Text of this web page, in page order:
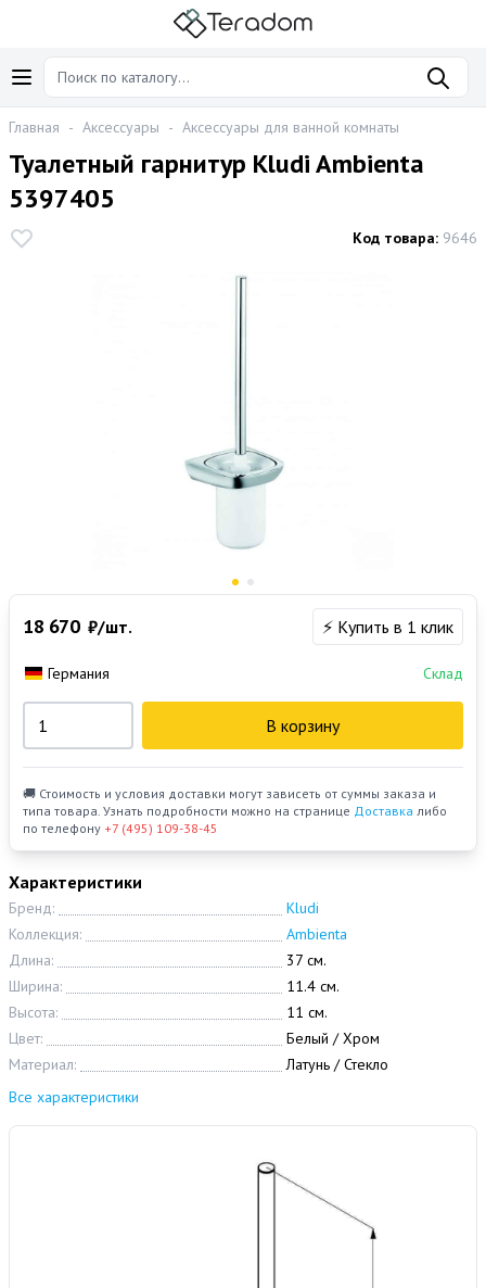
Главная - Аксессуары - Аксессуары для ванной комнаты
Туалетный гарнитур Kludi Ambienta
5397405
Код товара: 9646
Характеристики
Бренд:
Kludi
Коллекция:
Ambienta
Длина:
37 см.
Ширина:
11.4 см.
Высота:
11 см.
Цвет:
Белый / Хром
Материал:
Латунь / Стекло
Все характеристики
18 670 ₽/шт. ⚡ Купить в 1 клик
Германия Склад
В корзину
🚚 Стоимость и условия доставки могут зависеть от суммы заказа и
типа товара. Узнать подробности можно на странице Доставка либо
по телефону +7 (495) 109-38-45